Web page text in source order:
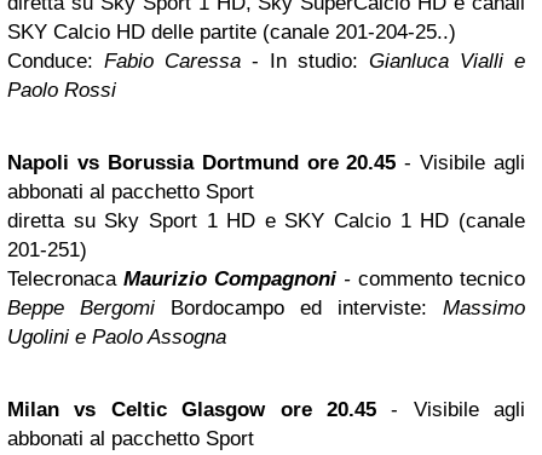
SKY Calcio HD delle partite (canale 201-204-25..)
Conduce: Fabio Caressa - In studio: Gianluca Vialli e
Paolo Rossi
Napoli vs Borussia Dortmundore 20.45- Visibile agli
abbonati al pacchetto Sport
diretta su Sky Sport 1 HD e SKY Calcio 1 HD (canale
201-251)
Telecronaca Maurizio Compagnoni - commento tecnico
Beppe Bergomi Bordocampo ed interviste: Massimo
Ugolini e Paolo Assogna
Milan vs CelticGlasgowore 20.45- Visibile agli
abbonati al pacchetto Sport